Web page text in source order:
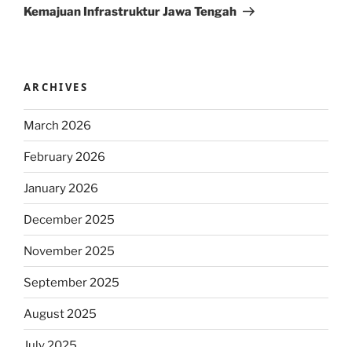
Kemajuan Infrastruktur Jawa Tengah
ARCHIVES
March 2026
February 2026
January 2026
December 2025
November 2025
September 2025
August 2025